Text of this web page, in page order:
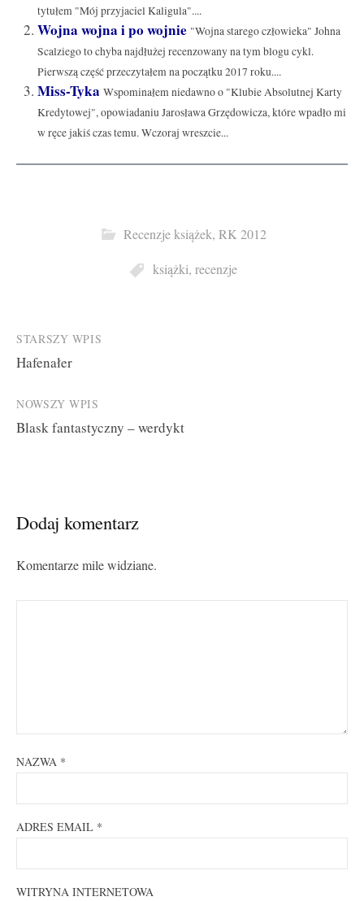
tytułem "Mój przyjaciel Kaligula"....
Wojna wojna i po wojnie "Wojna starego człowieka" Johna
Scalziego to chyba najdłużej recenzowany na tym blogu cykl.
Pierwszą część przeczytałem na początku 2017 roku....
Miss-Tyka Wspominałem niedawno o "Klubie Absolutnej Karty
Kredytowej", opowiadaniu Jarosława Grzędowicza, które wpadło mi
w ręce jakiś czas temu. Wczoraj wreszcie...
Recenzje książek, RK 2012
książki, recenzje
Post
navigation
STARSZY WPIS
Hafenałer
NOWSZY WPIS
Blask fantastyczny – werdykt
Dodaj komentarz
Komentarze mile widziane.
NAZWA *
ADRES EMAIL *
WITRYNA INTERNETOWA